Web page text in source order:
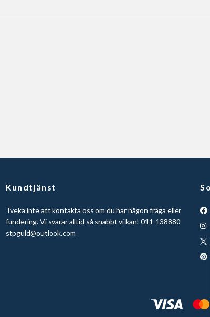
Kundtjänst
Tveka inte att kontakta oss om du har någon fråga eller
fundering. Vi svarar alltid så snabbt vi kan! 011-138880
stpguld@outlook.com